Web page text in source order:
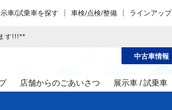
示車/試乗車を探す 車検/点検/整備 ラインアップ
す!!!**
店舗からのごあいさつ 展示車 / 試乗車
中古車情報